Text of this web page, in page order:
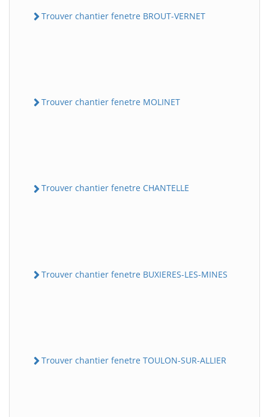
Trouver chantier fenetre BROUT-VERNET
Trouver chantier fenetre MOLINET
Trouver chantier fenetre CHANTELLE
Trouver chantier fenetre BUXIERES-LES-MINES
Trouver chantier fenetre TOULON-SUR-ALLIER